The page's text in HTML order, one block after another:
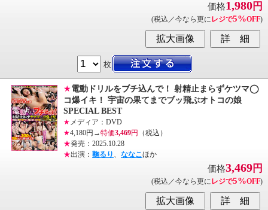
価格1,980円
(税込／今なら更に レジで5%OFF)
枚
★電動ドリルをブチ込んで！ 射精止まらずケツマ◯
コ爆イキ！ 宇宙の果てまでブッ飛ぶオトコの娘
SPECIAL BEST
★ メディア：DVD
★4,180円→特価3,469円
（税込）
★発売：2025.10.28
★出演： 鞠るり 、 ななこほか
価格3,469円
(税込／今なら更に レジで5%OFF)